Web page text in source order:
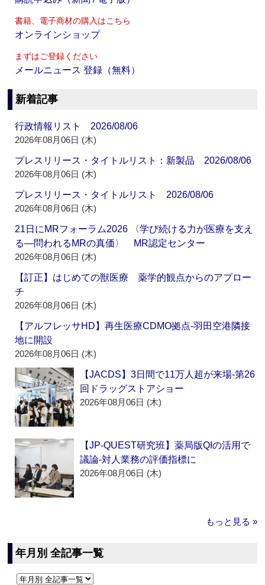
書籍、電子商材の購入はこちら
オンラインショップ
まずはご登録ください
メールニュース 登録（無料）
新着記事
行政情報リスト 2026/08/06
2026年08月06日 (木)
プレスリリース・タイトルリスト：新製品 2026/08/06
2026年08月06日 (木)
プレスリリース・タイトルリスト 2026/08/06
2026年08月06日 (木)
21日にMRフォーラム2026 〈学び続ける力が医療を支え
る―問われるMRの真価〉 MR認定センター
2026年08月06日 (木)
【訂正】はじめての獣医療 薬学的観点からのアプロー
チ
2026年08月06日 (木)
【アルフレッサHD】再生医療CDMO拠点‐羽田空港隣接
地に開設
2026年08月06日 (木)
【JACDS】3日間で11万人超が来場‐第26
回ドラッグストアショー
2026年08月06日 (木)
【JP-QUEST研究班】薬局版QIの活用で
議論‐対人業務の評価指標に
2026年08月06日 (木)
もっと見る »
年月別 全記事一覧